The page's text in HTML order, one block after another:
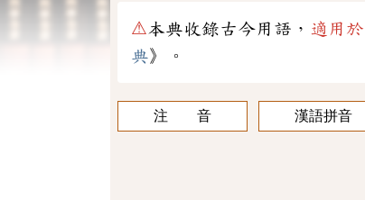
⚠本典收錄古今用語， 適用
典》。
注 音 漢語拼音